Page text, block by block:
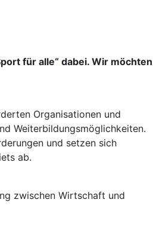
für alle“ dabei. Wir möchten
Organisationen und
Weiterbildungsmöglichkeiten.
und setzen sich
ab.
zwischen Wirtschaft und